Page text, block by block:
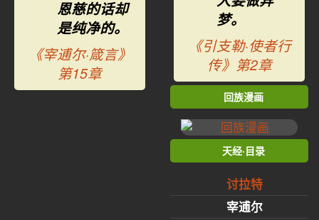
恩慈的话却
是纯净的。
《宰逋尔·箴言》
第15章
梦。
《引支勒·使者行
传》第2章
回族漫画
天经·目录
讨拉特
宰逋尔